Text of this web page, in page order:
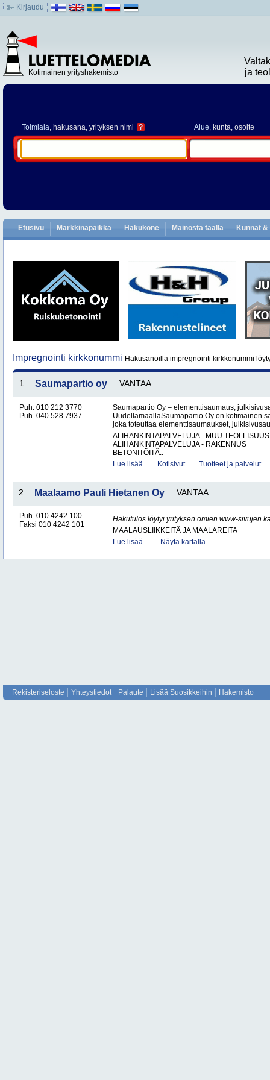
Kirjaudu
Kotimainen yrityshakemisto
ja
Toimiala, hakusana, yrityksen nimi ? Alue, kunta, osoite
Etusivu Markkinapaikka Hakukone Mainosta täällä Kunnat
Impregnointi kirkkonummi Hakusanoilla impregnointi kirkkonummi
1. Saumapartio oy VANTAA
Puh. 010 212 3770
Puh. 040 528 7937
Saumapartio Oy – elementtisaumaus,
UudellamaallaSaumapartio Oy on kotimainen
joka toteuttaa elementtisaumaukset,
ALIHANKINTAPALVELUJA - MUU TEOLLISUUS
ALIHANKINTAPALVELUJA - RAKENNUS
BETONITÖITÄ..
Lue lisää..
Kotisivut Tuotteet ja palvelut
2. Maalaamo Pauli Hietanen Oy VANTAA
Puh. 010 4242 100
Faksi 010 4242 101
Hakutulos löytyi yrityksen omien www-sivujen
MAALAUSLIIKKEITÄ JA MAALAREITA
Lue lisää..
Näytä kartalla
Rekisteriseloste Yhteystiedot Palaute Lisää Suosikkeihin Hakemisto